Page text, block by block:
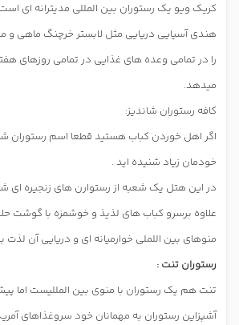
کریک ویو یک رستوران بین المللی مدیترانه ای
هندی آسیایی دریایی مثل لابستر خرچنگ ماهی و
را در تمامی وعده های غذایی در تمامی روزهای
میدهد.
کافه رستوران شاندیز:
اگر اهل خوردن کباب هستید قطعا اسم رستوران
خودمان زیاد شنیده اید .
در این هتل یک شعبه از رستوارن های زنجیره ای
علاوه برسرو کباب های لذیذ و خوشمزه با گوشت
منوهای بین اللملی خوارمیانه ای و دریاییآن لذت
رستوران تنت :
تنت هم یک رستوران با منوی بین المللیست اما
آشپزاین رستوران به مهمانان خود سروغذاهای